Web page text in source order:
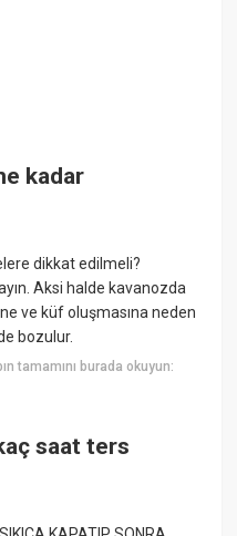
kadar
dikkat edilmeli?
Aksi halde kavanozda
ve küf oluşmasına neden
bozulur.
tamamını burada okuyun:
saat ters